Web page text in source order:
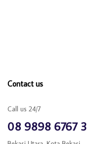
Contact us
Call us 24/7
08 9898 6767 3